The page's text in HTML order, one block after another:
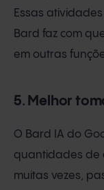
Essas
Bard faz com
em outras
5. Melhor
O Bard IA do
quantidades de
muitas vezes,